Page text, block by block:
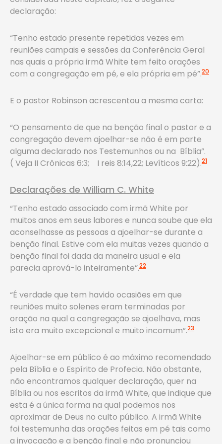
declaração:
“Tenho estado presente repetidas vezes em
reuniões campais e sessões da Conferência Geral
nas quais a própria irmã White tem feito orações
com a congregação em pé, e ela própria em pé”.20
E o pastor Robinson acrescentou a mesma carta:
“O pensamento de que na benção final o pastor e a
congregação devem ajoelhar-se não é em parte
alguma declarado nos Testemunhos ou na Bíblia”.
( Veja II Crônicas 6:3; I reis 8:14,22; Levíticos 9:22).21
Declarações de William C. White
“Tenho estado associado com irmã White por
muitos anos em seus labores e nunca soube que ela
aconselhasse as pessoas a ajoelhar-se durante a
benção final. Estive com ela muitas vezes quando a
benção final foi dada da maneira usual e ela
parecia aprová-lo inteiramente”.22
“É verdade que tem havido ocasiões em que
reuniões muito solenes eram terminadas por
oração na qual a congregação se ajoelhava, mas
isto era muito excepcional e muito incomum”.23
Ajoelhar-se em público é ao máximo recomendado
pela Bíblia e o Espírito de Profecia. Não obstante,
não encontramos qualquer declaração, quer na
Bíblia ou nos escritos da irmã White, que indique que
esta é a única forma na qual podemos nos
aproximar de Deus no culto público. A irmã White
foi testemunha das orações feitas em pé tais como
a invocação e a benção final e não pronunciou